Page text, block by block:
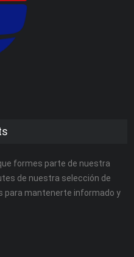
formes parte de nuestra
de nuestra selección de
para mantenerte informado y